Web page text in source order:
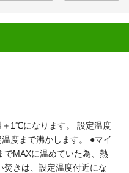
1℃になります。
設定温度
度まで沸かします。
●マイ
でMAXに温めていた為、熱
焚きは、設定温度付近にな